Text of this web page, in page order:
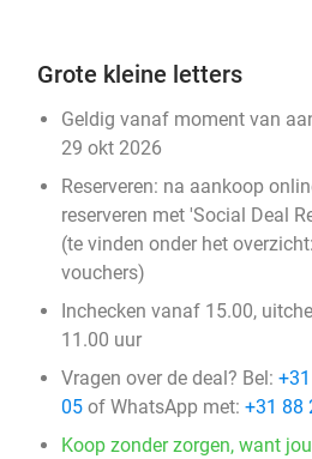
Grote kleine letters
Geldig vanaf moment van
29 okt 2026
Reserveren: na aankoop
reserveren met 'Social Deal
(te vinden onder het overzicht:
vouchers)
Inchecken vanaf 15.00,
11.00 uur
Vragen over de deal? Bel:
05 of WhatsApp met: +31 88
Koop zonder zorgen, want